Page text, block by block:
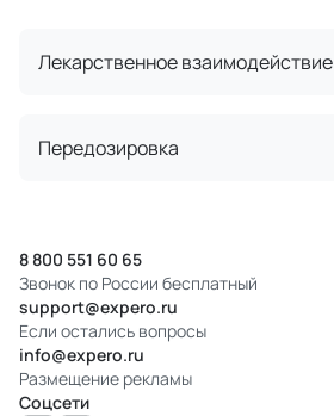
Лекарственное взаимодействие
Передозировка
8 800 551 60 65
Звонок по России бесплатный
support@expero.ru
Если остались вопросы
info@expero.ru
Размещение рекламы
Соцсети